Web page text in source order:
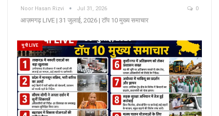
Noor Hasan Rizvi Jul 31, 2026 0
आज़मगढ़ LIVE | 31 जुलाई, 2026 | टॉप 10 मुख्य समाचार
यू पी LIVE